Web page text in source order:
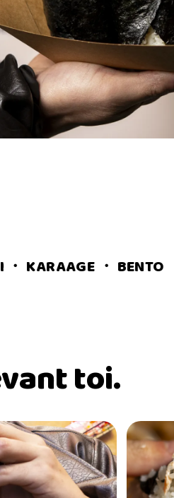
・ BENTO ・
toi.